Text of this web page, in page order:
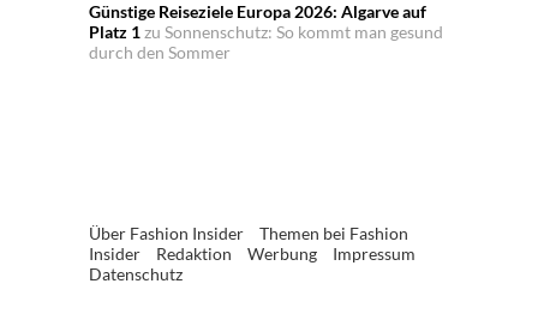
Günstige Reiseziele Europa 2026: Algarve auf
Platz 1zu Sonnenschutz: So kommt man gesund
durch den Sommer
Über Fashion Insider
Themen bei Fashion
Insider
Redaktion Werbung
Impressum
Datenschutz